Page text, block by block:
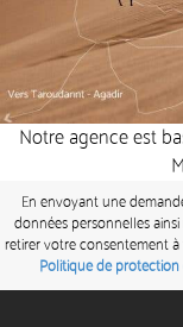
Notre agence est
En envoyant une
données personnelles
retirer votre consentement
Politique de